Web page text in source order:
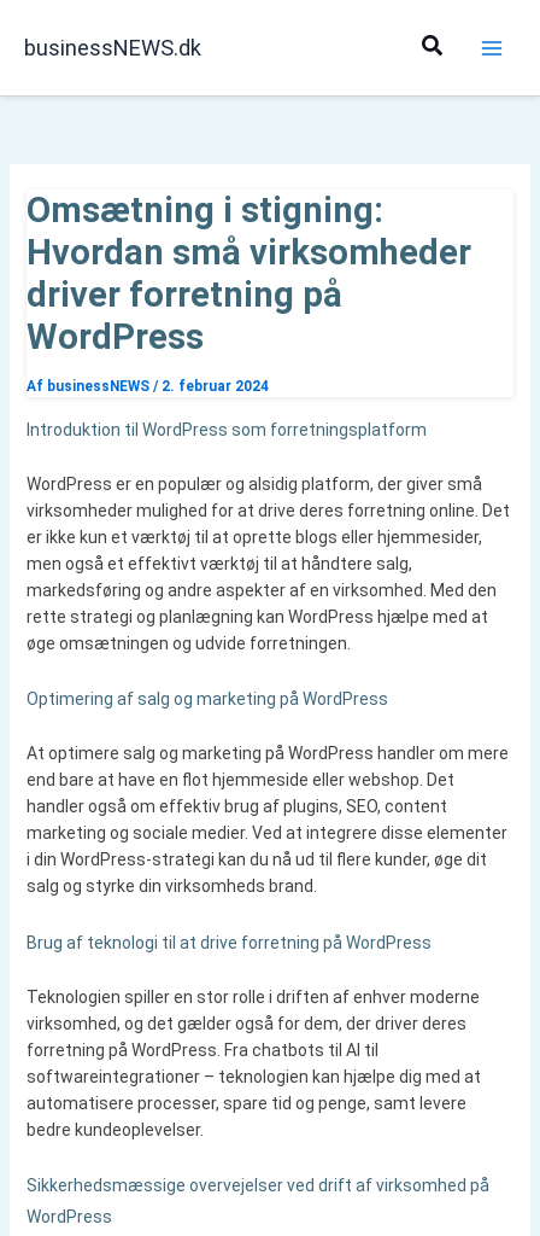
businessNEWS.dk Søg
Omsætning i stigning:
Hvordan små virksomheder
driver forretning på
WordPress
Af businessNEWS / 2. februar 2024
Introduktion til WordPress som forretningsplatform
WordPress er en populær og alsidig platform, der giver små
virksomheder mulighed for at drive deres forretning online. Det
er ikke kun et værktøj til at oprette blogs eller hjemmesider,
men også et effektivt værktøj til at håndtere salg,
markedsføring og andre aspekter af en virksomhed. Med den
rette strategi og planlægning kan WordPress hjælpe med at
øge omsætningen og udvide forretningen.
Optimering af salg og marketing på WordPress
At optimere salg og marketing på WordPress handler om mere
end bare at have en flot hjemmeside eller webshop. Det
handler også om effektiv brug af plugins, SEO, content
marketing og sociale medier. Ved at integrere disse elementer
i din WordPress-strategi kan du nå ud til flere kunder, øge dit
salg og styrke din virksomheds brand.
Brug af teknologi til at drive forretning på WordPress
Teknologien spiller en stor rolle i driften af enhver moderne
virksomhed, og det gælder også for dem, der driver deres
forretning på WordPress. Fra chatbots til AI til
softwareintegrationer – teknologien kan hjælpe dig med at
automatisere processer, spare tid og penge, samt levere
bedre kundeoplevelser.
Sikkerhedsmæssige overvejelser ved drift af virksomhed på
WordPress